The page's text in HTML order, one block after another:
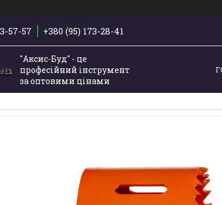
57-57 +380 (95) 173-28-41
"Аксис-Буд" - це
професійний інструмент
за оптовими цінами